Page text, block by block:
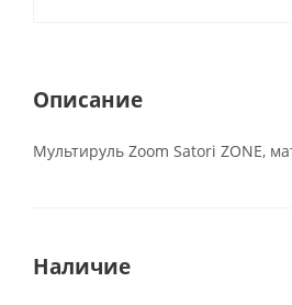
Описание
Мультируль Zoom Satori ZONE,
Наличие